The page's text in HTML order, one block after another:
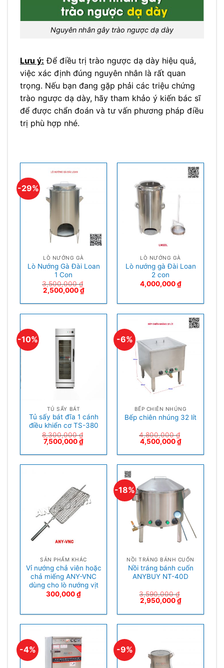
Nguyên nhân gây trào ngược dạ dày
Lưu ý: Để điều trị trào ngược dạ dày hiệu quả,
việc xác định đúng nguyên nhân là rất quan
trọng. Nếu bạn đang gặp phải các triệu chứng
trào ngược dạ dày, hãy tham khảo ý kiến bác sĩ
để được chẩn đoán và tư vấn phương pháp điều
trị phù hợp nhé.
-29%
LÒ NƯỚNG GÀ
Lò Nướng Gà Đài Loan
1 Con
3,500,000₫
2,500,000₫
LÒ NƯỚNG GÀ
Lò nướng gà Đài Loan
2 con
4,000,000₫
-10%
TỦ SẤY BÁT
Tủ sấy bát đĩa 1 cánh
điều khiển cơ TS-380
8,300,000₫
7,500,000₫
-6%
BẾP CHIÊN NHÚNG
Bếp chiên nhúng 32 lít
4,800,000₫
4,500,000₫
SẢN PHẨM KHÁC
Vỉ nướng chả viên hoặc
chả miếng ANY-VNC
dùng cho lò nướng vịt
300,000₫
-18%
NỒI TRÁNG BÁNH CUỐN
Nồi tráng bánh cuốn
ANYBUY NT-40D
3,590,000₫
2,950,000₫
-4% -9%